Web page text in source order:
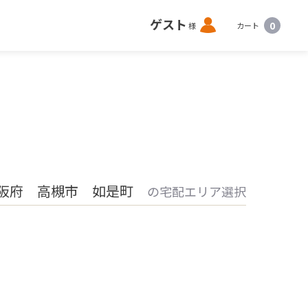
ゲスト 様 ロ
グ
カート 0
府 高槻市 如是町 の宅配エリア選択